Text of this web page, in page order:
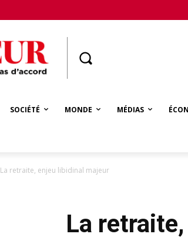
SOCIÉTÉ MONDE MÉDIAS
La retraite, enjeu libidinal majeur
La